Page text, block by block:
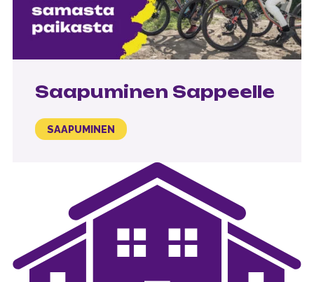
Saapuminen Sappeelle
SAAPUMINEN